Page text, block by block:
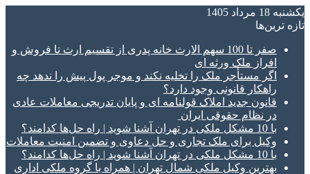
یکشنبه 18 مرداد 1405
تازه‌ ترین‌ها
صفر تا 100 سهم الارث خانه پدری از تقسیم ارث تا فروش و
افراز ملک ورثه ای
اگر مستأجر ملک را تخلیه نکند و موجر پول پیش را ندهد چه
راهکار قانونی وجود دارد؟
قانون جدید املاک قولنامه ای و پایان تدریجی معاملات عادی
در نظام حقوقی ایران
با 10 مشکل ملکی در تهران آشنا شوید | راه حل‌ها کدامند؟
وکیل برای ملک تجاری و حل دعاوی و تضمین امنیت معاملات
با 10 مشکل ملکی در تهران آشنا شوید | راه حل‌ها کدامند؟
بهترین وکیل ملکی شمال تهران | همراه با گروه ملکی اداری